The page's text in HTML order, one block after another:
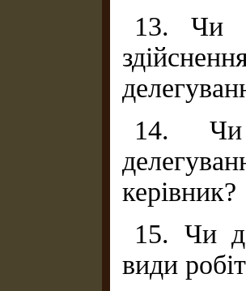
13. Чи
14. Чи
керівник?
15. Чи
види